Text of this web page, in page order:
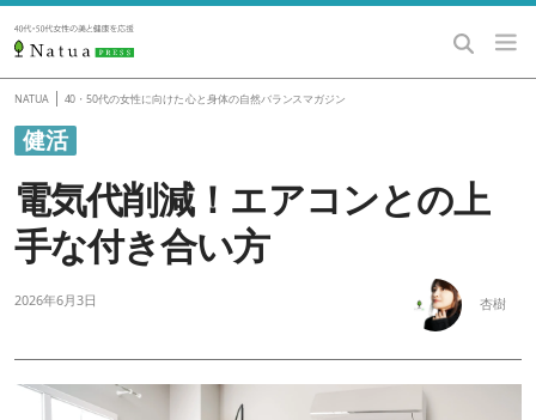
NATUA| 40・50代の女性に向けた 心と身体の自然バランスマガジン
健活
電気代削減！エアコンとの上
手な付き合い方
2026年6月3日 杏樹